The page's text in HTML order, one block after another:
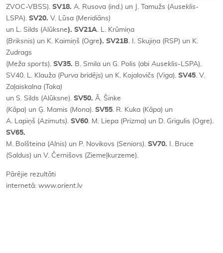
ZVOC-VBSS). SV18. A. Rusova (ind.) un J. Tamužs (Auseklis-
LSPA). SV20. V. Lūsa (Meridiāns)
un L. Silds (Alūksne). SV21A . L. Krūmiņa
(Briksnis) un K. Kaimiņš (Ogre). SV21B . I. Skujiņa (RSP) un K.
Zudrags
(Meža sports). SV35. B. Smila un G. Polis (abi Auseklis-LSPA).
SV40. L. Klauža (Purva bridējs) un K. Kojalovičs (Viga). SV45 . V.
Zaļaiskalna (Taka)
un S. Silds (Alūksne). SV50. Ā. Šinke
(Kāpa) un Ģ. Mamis (Mona). SV55 . R. Kuka (Kāpa) un
A. Lapiņš (Azimuts) SV60 . M. Liepa (Prizma) un D. Grigulis (Ogre).
SV65.
M. Bolšteina (Alnis) un P. Novikovs (Seniors) SV70. I. Bruce
(Saldus) un V. Černišovs (Ziemeļkurzeme).
Pārējie rezultāti
internetā: www.orient.lv